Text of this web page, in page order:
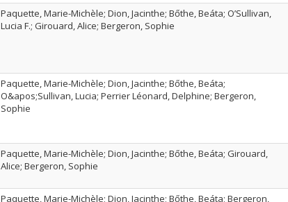
Paquette, Marie-Michèle; Dion, Jacinthe; Bőthe, Beáta; O’Sullivan,
Lucia F.; Girouard, Alice; Bergeron, Sophie
Paquette, Marie-Michèle; Dion, Jacinthe; Bőthe, Beáta;
O&apos;Sullivan, Lucia; Perrier Léonard, Delphine; Bergeron,
Sophie
Paquette, Marie-Michèle; Dion, Jacinthe; Bőthe, Beáta; Girouard,
Alice; Bergeron, Sophie
Paquette, Marie-Michèle; Dion, Jacinthe; Bőthe, Beáta; Bergeron,